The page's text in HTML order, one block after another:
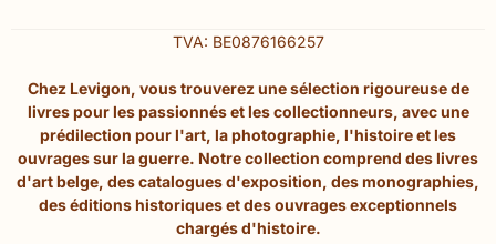
TVA: BE0876166257
Chez Levigon, vous trouverez une sélection rigoureuse de
livres pour les passionnés et les collectionneurs, avec une
prédilection pour l'art, la photographie, l'histoire et les
ouvrages sur la guerre. Notre collection comprend des livres
d'art belge, des catalogues d'exposition, des monographies,
des éditions historiques et des ouvrages exceptionnels
chargés d'histoire.